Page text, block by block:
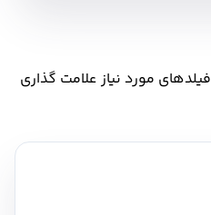
فیلدهای مورد نیاز علامت گذاری